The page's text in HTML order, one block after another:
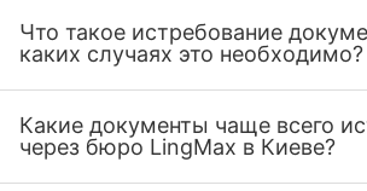
Что такое истребование
каких случаях это необходимо?
Какие документы чаще всего
через бюро LingMax в Киеве?